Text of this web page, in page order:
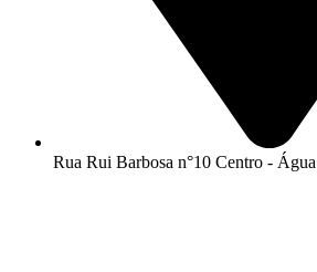
Rua Rui Barbosa n°10 Centro -